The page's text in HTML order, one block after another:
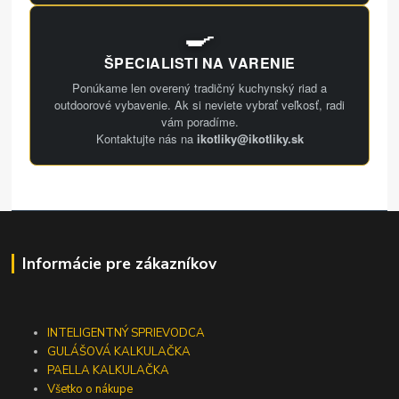
🍳
ŠPECIALISTI NA VARENIE
Ponúkame len overený tradičný kuchynský riad a
outdoorové vybavenie. Ak si neviete vybrať veľkosť, radi
vám poradíme.
Kontaktujte nás na ikotliky@ikotliky.sk
Informácie pre zákazníkov
INTELIGENTNÝ SPRIEVODCA
GULÁŠOVÁ KALKULAČKA
PAELLA KALKULAČKA
Všetko o nákupe